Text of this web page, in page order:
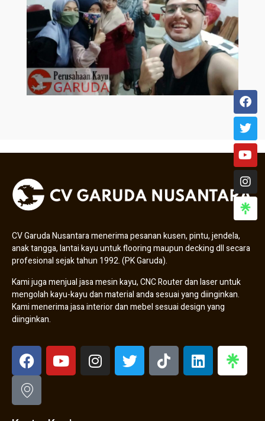
CV Garuda Nusantara menerima pesanan kusen, pintu, jendela,
anak tangga, lantai kayu untuk flooring maupun decking dll secara
profesional sejak tahun 1992. (PK Garuda).
Kami juga menjual jasa mesin kayu, CNC Router dan laser untuk
mengolah kayu-kayu dan material anda sesuai yang diinginkan.
Kami menerima jasa interior dan mebel sesuai design yang
diinginkan.